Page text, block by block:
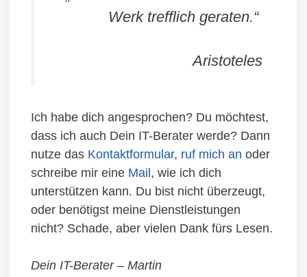
Werk trefflich geraten.“
Aristoteles
Ich habe dich angesprochen? Du möchtest,
dass ich auch Dein IT-Berater werde? Dann
nutze das Kontaktformular, ruf mich an oder
schreibe mir eine Mail, wie ich dich
unterstützen kann. Du bist nicht überzeugt,
oder benötigst meine Dienstleistungen
nicht? Schade, aber vielen Dank fürs Lesen.
Dein IT-Berater – Martin